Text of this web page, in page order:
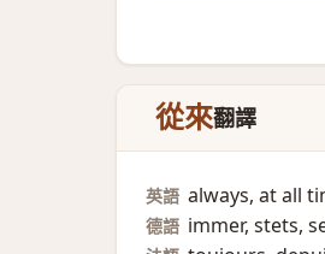
從來翻譯
英語 always, at all
德語 immer, stets,